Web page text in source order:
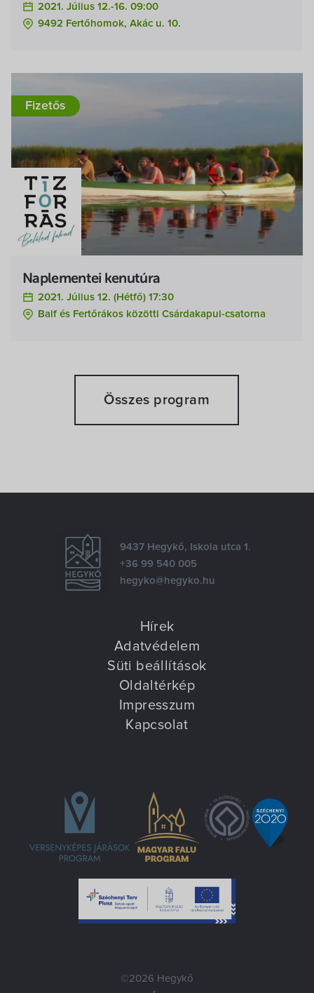
2021. Július 12.-16. 09:00
9492 Fertőhomok, Akác u. 10.
Fizetős
Naplementei kenutúra
2021. Július 12. (hétfő) 17:30
Balf és Fertőrákos közötti Csárdakapui-csatorna
Összes program
9437 Hegykő, Iskola utca 1.
+36 99 540 005
hegyko@hegyko.hu
Hírek
Adatvédelem
Süti beállítások
Oldaltérkép
Impresszum
Kapcsolat
©2026 Hegykő